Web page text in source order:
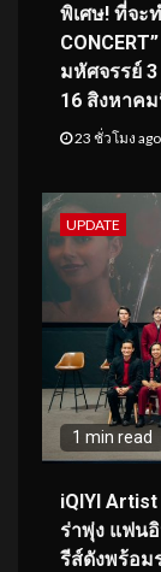
พิเศษ! ที่จะ
มหัศจรรย์
16 สิงหาค
23 ชั่วโมง ago
UPDATE
1 min read
iQIYI
ร่าพุ่ง แฟน
รีส์ดังพร้อม